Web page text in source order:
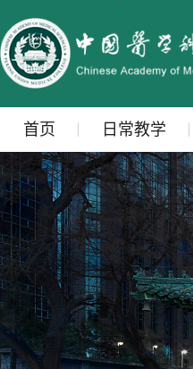
首页 日常教学